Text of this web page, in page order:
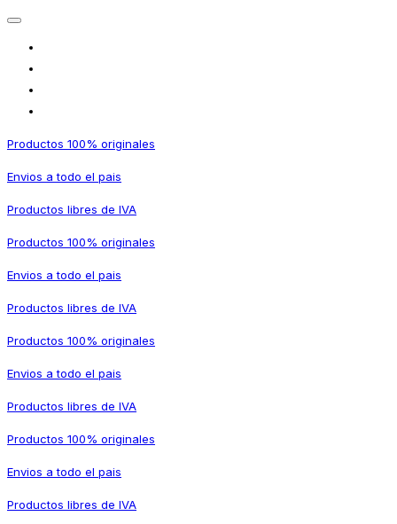
Productos 100% originales
Envios a todo el pais
Productos libres de IVA
Productos 100% originales
Envios a todo el pais
Productos libres de IVA
Productos 100% originales
Envios a todo el pais
Productos libres de IVA
Productos 100% originales
Envios a todo el pais
Productos libres de IVA